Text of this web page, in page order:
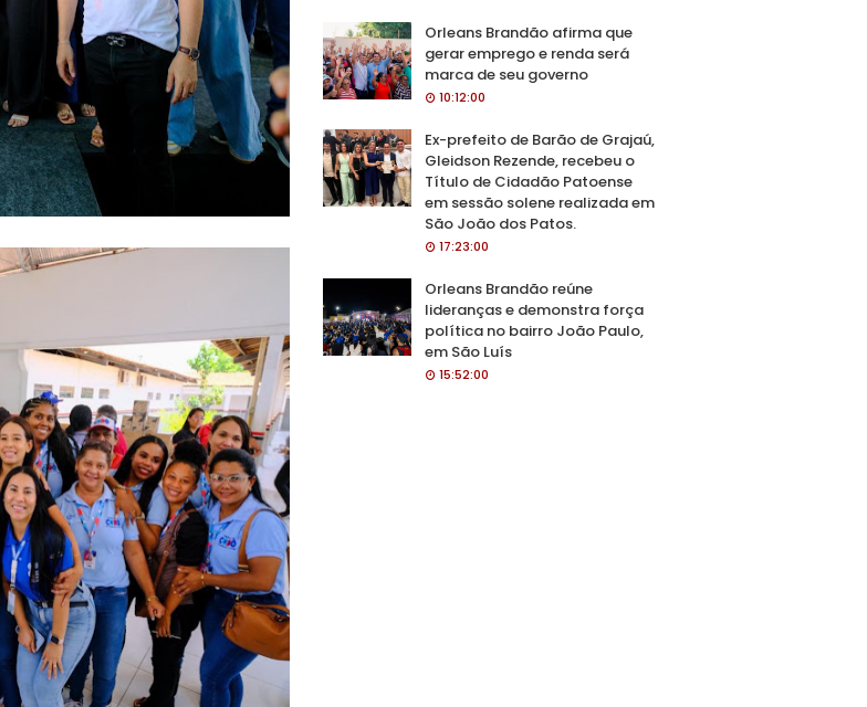
Orleans Brandão afirma que
gerar emprego e renda será
marca de seu governo
10:12:00
Ex-prefeito de Barão de Grajaú,
Gleidson Rezende, recebeu o
Título de Cidadão Patoense
em sessão solene realizada em
São João dos Patos.
17:23:00
Orleans Brandão reúne
lideranças e demonstra força
política no bairro João Paulo,
em São Luís
15:52:00